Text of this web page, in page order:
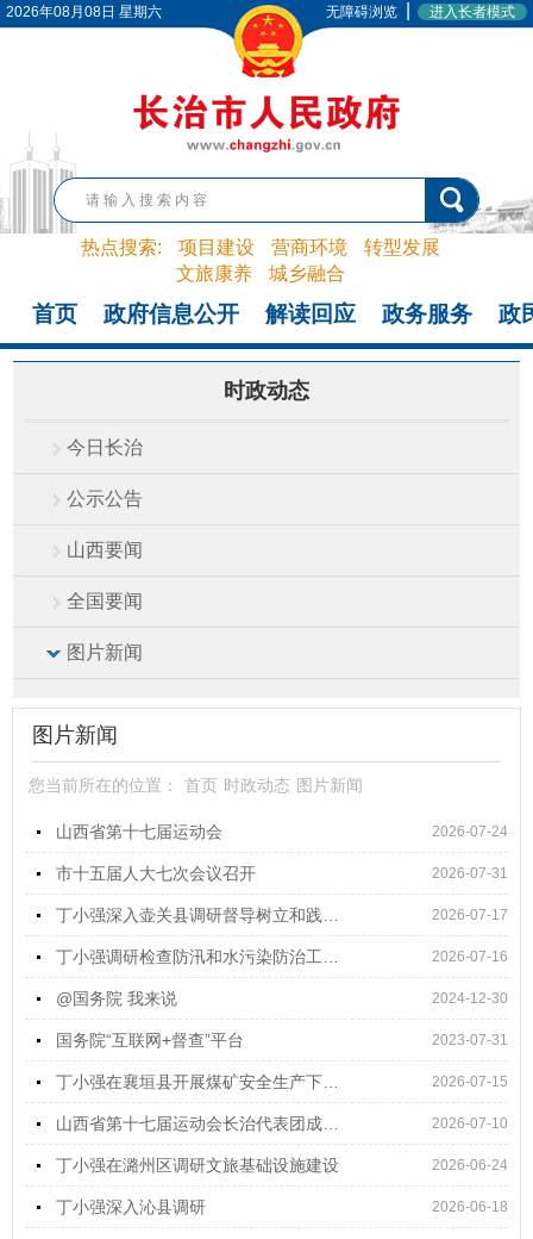
2026年08月08日 星期六 无障碍浏览 进入长者模式
热点搜索: 项目建设 营商环境
转型发展
文旅康养
城乡融合
首页 政府信息公开 解读回应 政务服务 政
时政动态
今日长治
公示公告
山西要闻
全国要闻
图片新闻
图片新闻
您当前所在的位置： 首页 时政动态 图片新闻
山西省第十七届运动会 2026-07-24
市十五届人大七次会议召开 2026-07-31
2026-07-17
2026-07-16
@国务院 我来说 2024-12-30
国务院“互联网+督查”平台 2023-07-31
2026-07-15
2026-07-10
丁小强在潞州区调研文旅基础设施建设 2026-06-24
丁小强深入沁县调研 2026-06-18